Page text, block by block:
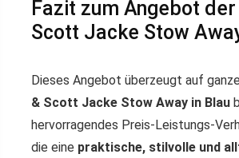
Fazit zum Angebot der
Scott Jacke Stow
Dieses Angebot überzeugt auf
& Scott Jacke Stow Away in Blau
hervorragendes Preis-Leistungs-
die eine praktische, stilvolle und